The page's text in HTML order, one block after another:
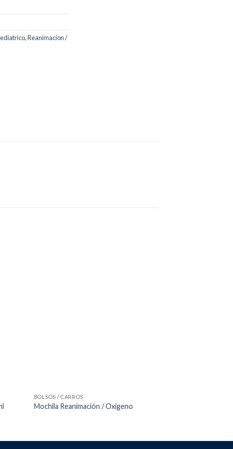
,Reanimacion /
BOLSOS / CARROS
Mochila Reanimación / Oxígeno